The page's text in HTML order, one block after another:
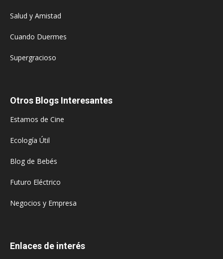
Salud y Amistad
Cuando Duermes
Supergracioso
Otros Blogs Interesantes
Estamos de Cine
Ecología Útil
Blog de Bebés
Futuro Eléctrico
Negocios y Empresa
Enlaces de interés